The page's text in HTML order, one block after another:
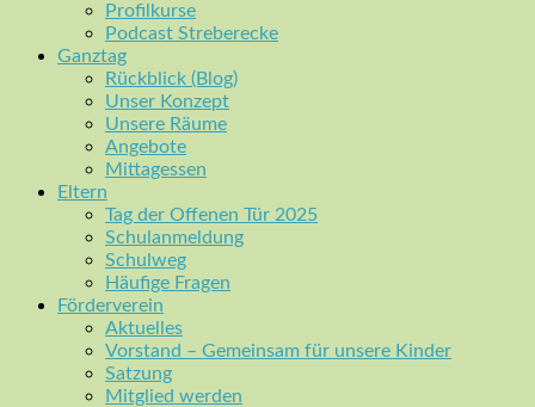
Profilkurse
Podcast Streberecke
Ganztag
Rückblick (Blog)
Unser Konzept
Unsere Räume
Angebote
Mittagessen
Eltern
Tag der Offenen Tür 2025
Schulanmeldung
Schulweg
Häufige Fragen
Förderverein
Aktuelles
Vorstand – Gemeinsam für unsere Kinder
Satzung
Mitglied werden